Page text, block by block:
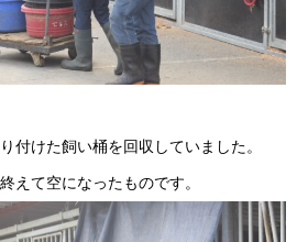
付けた飼い桶を回収していました。
えて空になったものです。